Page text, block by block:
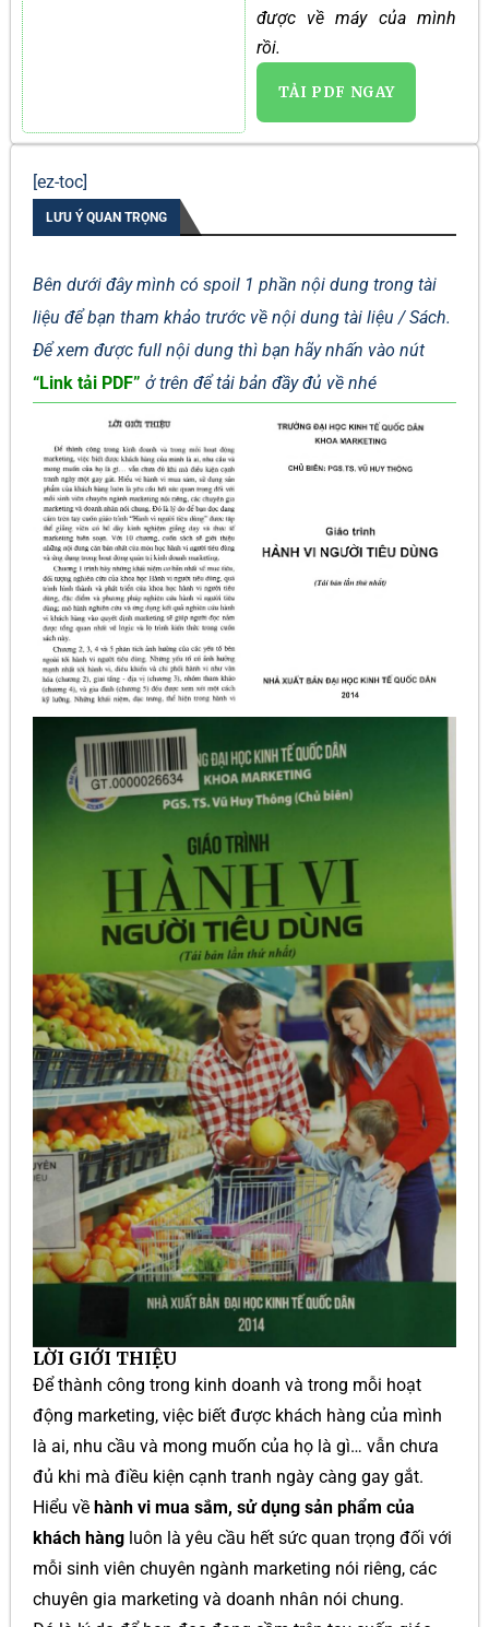
được về máy của mình
rồi.
TẢI PDF NGAY
[ez-toc]
LƯU Ý QUAN TRỌNG
Bên dưới đây mình có spoil 1 phần nội dung trong tài
liệu để bạn tham khảo trước về nội dung tài liệu / Sách.
Để xem được full nội dung thì bạn hãy nhấn vào nút
“Link tải PDF” ở trên để tải bản đầy đủ về nhé
LỜI GIỚI THIỆU
Để thành công trong kinh doanh và trong mỗi hoạt
động marketing, việc biết được khách hàng của mình
là ai, nhu cầu và mong muốn của họ là gì… vẫn chưa
đủ khi mà điều kiện cạnh tranh ngày càng gay gắt.
Hiểu về hành vi mua sắm, sử dụng sản phẩm của
khách hàng luôn là yêu cầu hết sức quan trọng đối với
mỗi sinh viên chuyên ngành marketing nói riêng, các
chuyên gia marketing và doanh nhân nói chung.